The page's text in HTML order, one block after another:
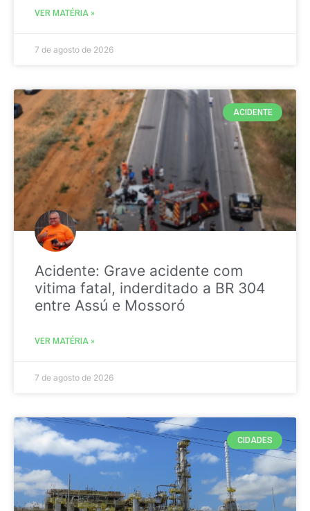
VER MATÉRIA »
7 de agosto de 2026
ACIDENTE
Acidente: Grave acidente com
vitima fatal, inderditado a BR 304
entre Assú e Mossoró
VER MATÉRIA »
7 de agosto de 2026
CIDADES